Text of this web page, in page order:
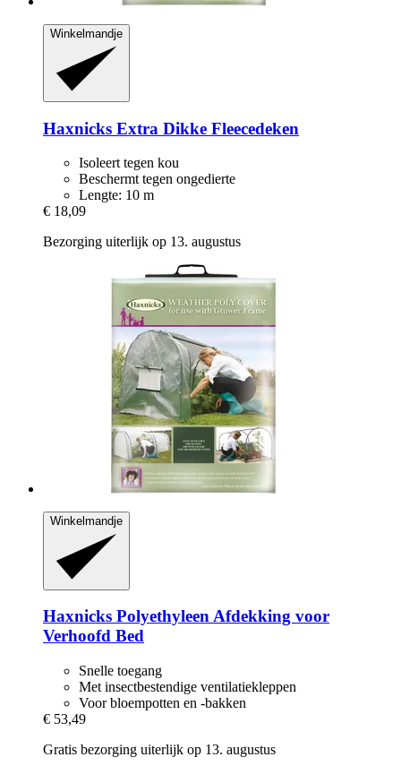
Winkelmandje
Haxnicks Extra Dikke Fleecedeken
Isoleert tegen kou
Beschermt tegen ongedierte
Lengte: 10 m
€ 18,09
Bezorging uiterlijk op 13. augustus
Winkelmandje
Haxnicks Polyethyleen Afdekking voor
Verhoofd Bed
Snelle toegang
Met insectbestendige ventilatiekleppen
Voor bloempotten en -bakken
€ 53,49
Gratis bezorging uiterlijk op 13. augustus